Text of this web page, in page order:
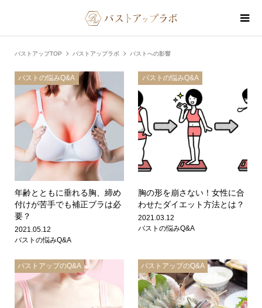
バストアップTOP バストアップラボ バストへの影響
バストの悩みQ&A
年齢とともに垂れる胸、締め
付けが苦手でも補正ブラは必
要？
2021.05.12
バストの悩みQ&A
バストの悩みQ&A
胸の形を崩さない！女性に合
わせたダイエット方法とは？
2021.03.12
バストの悩みQ&A
バストアップのQ&A バストアップのQ&A